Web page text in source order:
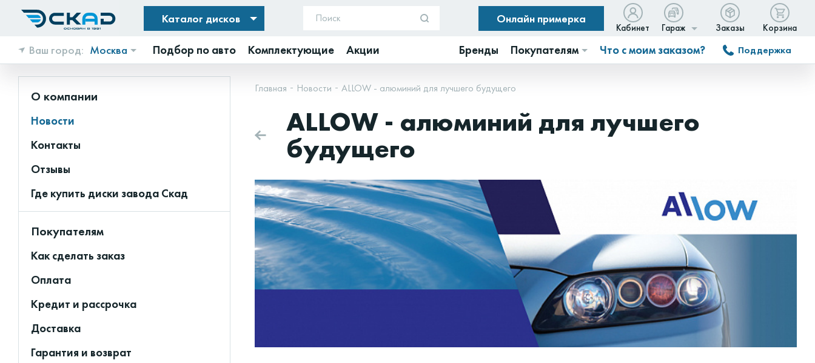
Каталог дисков Онлайн примерка
Кабинет Гараж Заказы Корзина
Ваш город: Москва Подбор по авто Комплектующие Акции Бренды Покупателям Что с моим заказом? Поддержка
О компании
Новости
Контакты
Отзывы
Где купить диски завода Скад
Покупателям
Как сделать заказ
Оплата
Кредит и рассрочка
Доставка
Гарантия и возврат
Главная Новости ALLOW - алюминий для лучшего будущего
ALLOW - алюминий для лучшего
будущего